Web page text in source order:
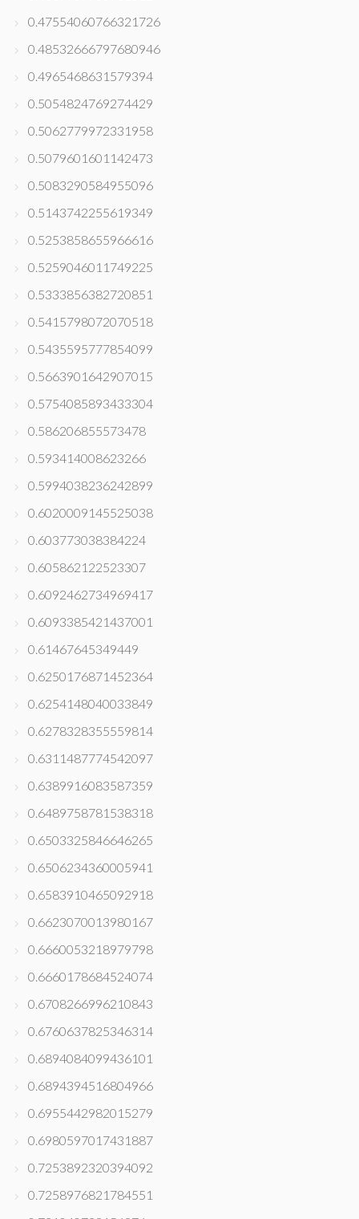
0.47554060766321726
0.48532666797680946
0.4965468631579394
0.5054824769274429
0.5062779972331958
0.5079601601142473
0.5083290584955096
0.5143742255619349
0.5253858655966616
0.5259046011749225
0.5333856382720851
0.5415798072070518
0.5435595777854099
0.5663901642907015
0.5754085893433304
0.586206855573478
0.593414008623266
0.5994038236242899
0.6020009145525038
0.603773038384224
0.605862122523307
0.6092462734969417
0.6093385421437001
0.61467645349449
0.6250176871452364
0.6254148040033849
0.6278328355559814
0.6311487774542097
0.6389916083587359
0.6489758781538318
0.6503325846646265
0.6506234360005941
0.6583910465092918
0.6623070013980167
0.6660053218979798
0.6660178684524074
0.6708266996210843
0.6760637825346314
0.6894084099436101
0.6894394516804966
0.6955442982015279
0.6980597017431887
0.7253892320394092
0.7258976821784551